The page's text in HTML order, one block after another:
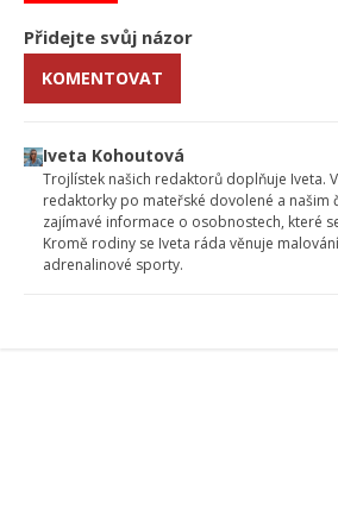
Přidejte svůj názor
KOMENTOVAT
Iveta Kohoutová
Trojlístek našich redaktorů doplňuje Iveta.
redaktorky po mateřské dovolené a našim
zajímavé informace o osobnostech, které
Kromě rodiny se Iveta ráda věnuje
adrenalinové sporty.